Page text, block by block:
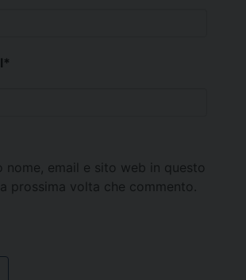
*
nome, email e sito web in questo
prossima volta che commento.